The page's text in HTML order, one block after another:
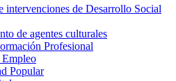
intervenciones de Desarrollo Social
de agentes culturales
Profesional
Popular